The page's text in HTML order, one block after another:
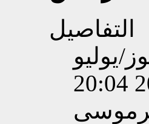
التفاصيل
الأحد, 26 تموز/يوليو